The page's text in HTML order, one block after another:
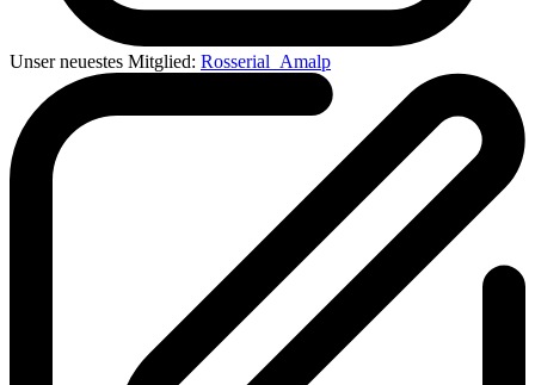
Unser neuestes Mitglied: Rosserial_Amalp